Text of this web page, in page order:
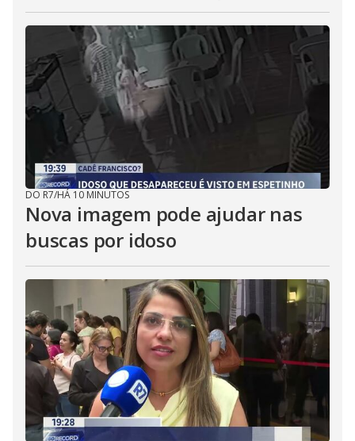
DO R7/HÁ 10 MINUTOS
Nova imagem pode ajudar nas
buscas por idoso